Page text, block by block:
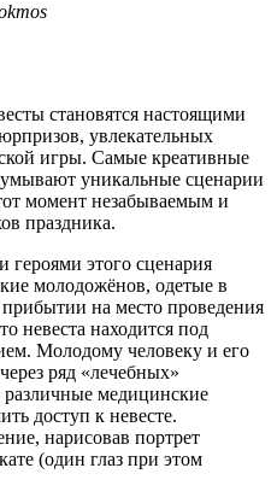
становятся настоящими
увлекательных
игры. Самые креативные
уникальные сценарии
момент незабываемым и
праздника.
героями этого сценария
молодожёнов, одетые в
на место проведения
невеста находится под
Молодому человеку и его
ряд «лечебных»
медицинские
доступ к невесте.
нарисовав портрет
(один глаз при этом